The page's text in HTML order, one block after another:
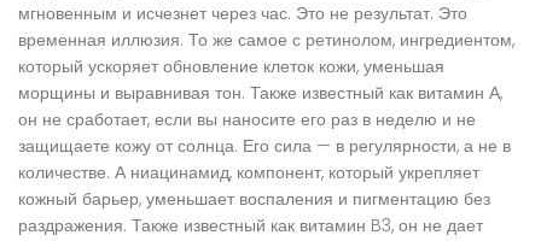
мгновенным и исчезнет через час. Это не результат. Это
временная иллюзия. То же самое с ретинолом, ингредиентом,
который ускоряет обновление клеток кожи, уменьшая
морщины и выравнивая тон. Также известный как витамин А,
он не сработает, если вы наносите его раз в неделю и не
защищаете кожу от солнца. Его сила — в регулярности, а не в
количестве. А ниацинамид, компонент, который укрепляет
кожный барьер, уменьшает воспаления и пигментацию без
раздражения. Также известный как витамин B3, он не дает